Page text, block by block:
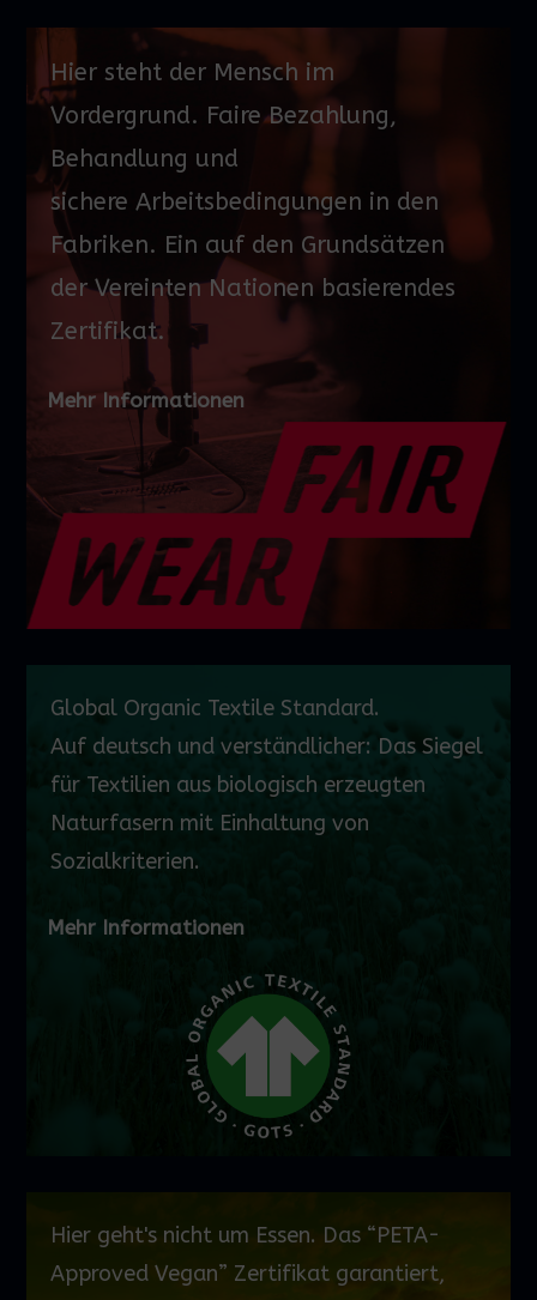
Hier steht der Mensch im
Vordergrund. Faire Bezahlung,
Behandlung und
sichere Arbeitsbedingungen in den
Fabriken. Ein auf den Grundsätzen
der Vereinten Nationen basierendes
Zertifikat.
Mehr Informationen
Global Organic Textile Standard.
Auf deutsch und verständlicher: Das Siegel
für Textilien aus biologisch erzeugten
Naturfasern mit Einhaltung von
Sozialkriterien.
Mehr Informationen
Hier geht's nicht um Essen. Das “PETA-
Approved Vegan” Zertifikat garantiert,